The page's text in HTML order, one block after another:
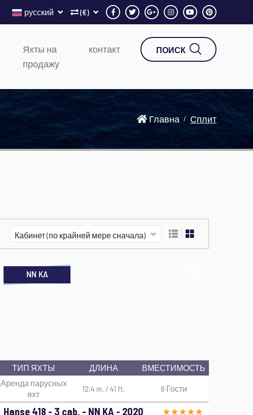
(€)
русский
Яхты на
продажу
контакт ПОИСК
Главна Сплит
NN KA
Hanse 418 - 3 cab. - NN KA - 2020
ТИП ЯХТЫ
Аренда парусных
яхт
ДЛИНА
12,4 m. / 41 ft.
ВМЕСТИМОСТЬ
8 Гости